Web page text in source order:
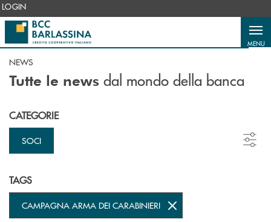
Salta al contenuto principale
LOGIN
MENU
NEWS
Tutte le news dal mondo della banca
CATEGORIE
SOCI
TAGS
CAMPAGNA ARMA DEI CARABINIERI